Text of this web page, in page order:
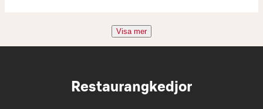
Visa mer
Restaurangkedjor